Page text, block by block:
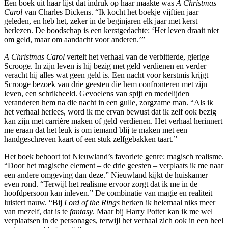
Een boek uit haar lijst dat indruk op haar maakte was A Christmas
Carol van Charles Dickens. “Ik kocht het boekje vijftien jaar
geleden, en heb het, zeker in de beginjaren elk jaar met kerst
herlezen. De boodschap is een kerstgedachte: ‘Het leven draait niet
om geld, maar om aandacht voor anderen.’”
A Christmas Carol vertelt het verhaal van de verbitterde, gierige
Scrooge. In zijn leven is hij bezig met geld verdienen en verder
veracht hij alles wat geen geld is. Een nacht voor kerstmis krijgt
Scrooge bezoek van drie geesten die hem confronteren met zijn
leven, een schrikbeeld. Gevoelens van spijt en medelijden
veranderen hem na die nacht in een gulle, zorgzame man. “Als ik
het verhaal herlees, word ik me ervan bewust dat ik zelf ook bezig
kan zijn met carrière maken of geld verdienen. Het verhaal herinnert
me eraan dat het leuk is om iemand blij te maken met een
handgeschreven kaart of een stuk zelfgebakken taart.”
Het boek behoort tot Nieuwland’s favoriete genre: magisch realisme.
“Door het magische element – de drie geesten – verplaats ik me naar
een andere omgeving dan deze.” Nieuwland kijkt de huiskamer
even rond. “Terwijl het realisme ervoor zorgt dat ik me in de
hoofdpersoon kan inleven.” De combinatie van magie en realiteit
luistert nauw. “Bij Lord of the Rings herken ik helemaal niks meer
van mezelf, dat is te fantasy. Maar bij Harry Potter kan ik me wel
verplaatsen in de personages, terwijl het verhaal zich ook in een heel